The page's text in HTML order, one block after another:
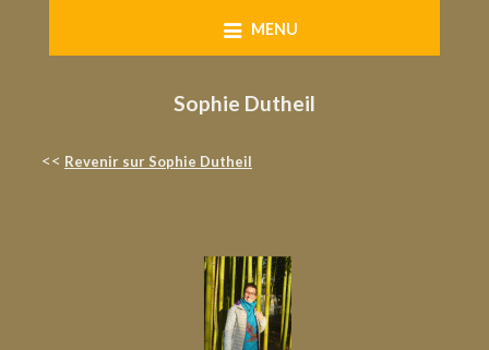
to
MENU
Sophie Dutheil
<< Revenir sur Sophie Dutheil